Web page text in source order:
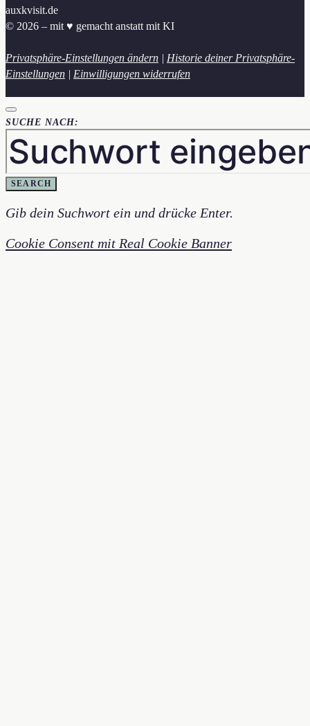
auxkvisit.de
© 2026 – mit ♥︎ gemacht anstatt mit KI
Privatsphäre-Einstellungen ändern | Historie deiner Privatsphäre-
Einstellungen | Einwilligungen widerrufen
SUCHE NACH:
SEARCH
Gib dein Suchwort ein und drücke Enter.
Cookie Consent mit Real Cookie Banner